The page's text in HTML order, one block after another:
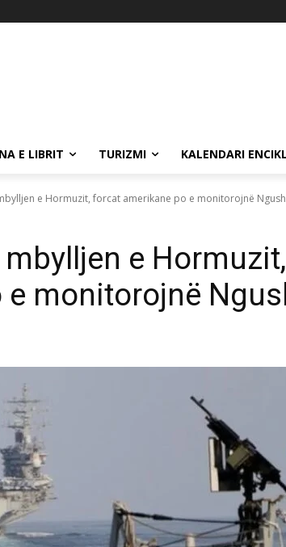
E LIBRIT TURIZMI KALENDARI
e Hormuzit, forcat amerikane po e monitorojnë
e
e monitorojnë